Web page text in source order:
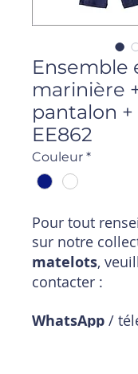
Ensemble
marinière
pantalon
EE862
Couleur *
Pour tout
sur notre
matelots,
contacter :
WhatsApp /